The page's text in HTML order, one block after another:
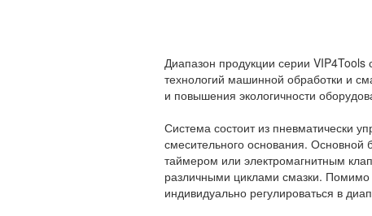
Диапазон продукции серии
технологий машинной обработки и
и повышения экологичности
Система состоит из пневматически
смесительного основания. Основной
таймером или электромагнитным
различными циклами смазки.
индивидуально регулироваться в